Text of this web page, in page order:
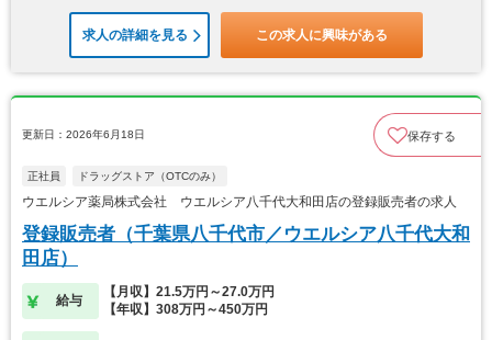
求人の詳細を見る この求人に興味がある
更新日：2026年6月18日 保存する
正社員 ドラッグストア（OTCのみ）
ウエルシア薬局株式会社 ウエルシア八千代大和田店の登録販売者の求人
登録販売者（千葉県八千代市／ウエルシア八千代大和
田店）
給与
【月収】21.5万円～27.0万円
【年収】308万円～450万円